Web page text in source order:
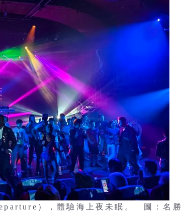
），體驗海上夜未眠。 圖：名勝